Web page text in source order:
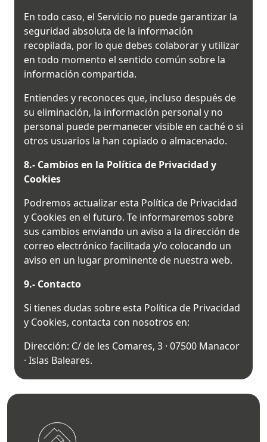
En todo caso, el Servicio no puede garantizar la
seguridad absoluta de la información
recopilada, por lo que debes colaborar y utilizar
en todo momento el sentido común sobre la
información compartida.
Entiendes y reconoces que, incluso después de
su eliminación, la información personal y no
personal puede permanecer visible en caché o si
otros usuarios la han copiado o almacenado.
8.- Cambios en la Política de Privacidad y
Cookies
Podremos actualizar esta Política de Privacidad
y Cookies en el futuro. Te informaremos sobre
sus cambios enviando un aviso a la dirección de
correo electrónico facilitada y/o colocando un
aviso en un lugar prominente de nuestra web.
9.- Contacto
Si tienes dudas sobre esta Política de Privacidad
y Cookies, contacta con nosotros en:
Dirección: C/ de les Comares, 3 · 07500 Manacor
· Islas Baleares.